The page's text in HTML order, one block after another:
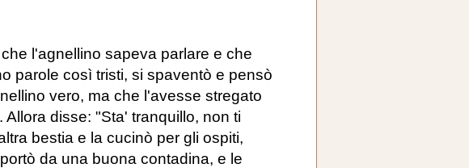
l'agnellino sapeva parlare e che
parole così tristi, si spaventò e pensò
vero, ma che l'avesse stregato
Allora disse: "Sta' tranquillo, non ti
bestia e la cucinò per gli ospiti,
da una buona contadina, e le